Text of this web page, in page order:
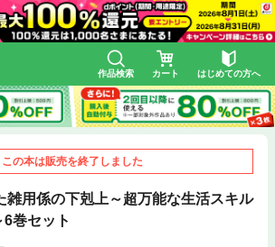
作品検索 カート はじめての方へ
この本は販売を終了しました
雑用係の下剋上～超万能な生活スキル
巻セット